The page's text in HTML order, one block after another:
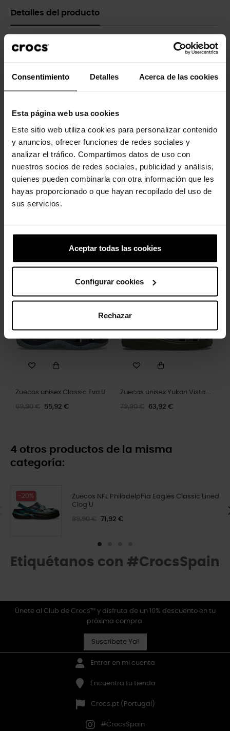
Consentimiento Detalles Acerca de las cookies
Esta página web usa cookies
Este sitio web utiliza cookies para personalizar contenido
y anuncios, ofrecer funciones de redes sociales y
analizar el tráfico. Compartimos datos de uso con
nuestros socios de redes sociales, publicidad y análisis,
quienes pueden combinarla con otra información que les
hayas proporcionado o que hayan recopilado del uso de
sus servicios.
Aceptar todas las cookies
Configurar cookies
Rechazar
Detalles del producto
Los clientes que compraron este
producto también han comprado:
Zuecos unisex Toy Story...
79,90 €
-30%
Zuecos unisex Crush U
84,99 € 59,43 €
-20%
Zuecos unisex Classic Evo U
69,90 € 55,92 €
-20%
Zuecos unisex Yukon Vista...
79,90 € 63,92 €
4 otros productos de la misma
categoría:
-20%
Zuecos NFL Philadelphia Eagles Classic Lined
Clog U
89,90 € 71,92 €
Etiquétanos con #CrocsSpain
Únete al Club de Crocs™ y disfruta de un 10% descuento en tu
próxima compra.
Suscríbete Ya!
Entrar en mi cuenta
Encuentra tu tienda
Crocs.pt (Portugal)
#CrocsSpain